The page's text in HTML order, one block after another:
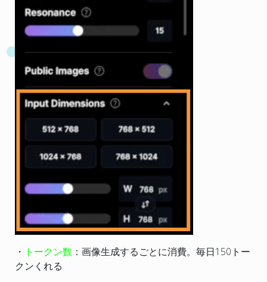
・ トークン数 ：画像生成するごとに消費。毎日150トー
クンくれる